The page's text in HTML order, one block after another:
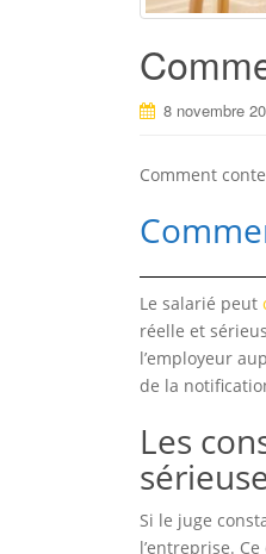
8 novembre
Comment
Le salarié peut
réelle et
l’employeur
de la
Les
Si le juge
l’entreprise.